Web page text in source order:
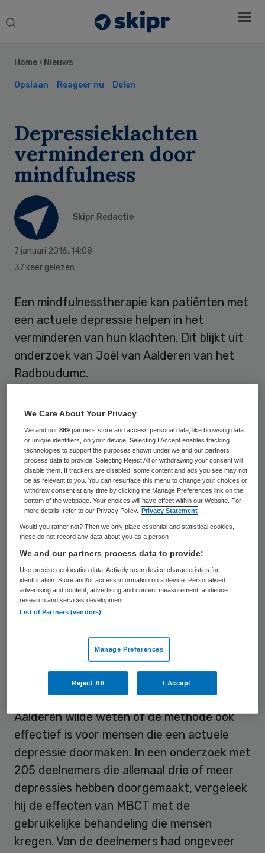
Search
Home › Nieuws
Opslaan Reageer nu Delen
Depressieklachten
verminderen door
mindfulness
Skipr Redactie
7 januari 2016, 14:08
37 keer gelezen
Een mindfulnesstherapie kan patiënten met
een actuele depressie helpen in het
verminderen van hun klachten. Dit blijkt uit
onderzoek van Joël van Aalderen van het
Radboudumc.
met depressie. Voor veel patiënten is het
een terugkerend fenomeen, waardoor het
een potentieel chronische aandoening met
een grote mate van lijden is, volgens het
Radboudumc. Mindfulness-based
cognitieve therapie (MBCT) is begin 2000
ontwikkeld om te voorkomen dat depressies
terugkeren. Dit is een achtweekse training
die bestaat uit aandachtsoefeningen en
cognitieve therapie en kan een alternatief
vormen voor (jarenlange)
onderhoudsmedicatie met antidepressiva.
Meerdere studies hebben aangetoond dat
MBCT helpt bij het voorkomen van terugval
bij mensen die in het verleden drie of meer
depressies hebben doorgemaakt. Joël van
Aalderen wilde weten of de methode ook
effectief is voor mensen die een actuele
depressie doormaken. In een onderzoek met
205 deelnemers die allemaal drie of meer
depressies hebben doorgemaakt, vergeleek
hij de effecten van MBCT met de
gebruikelijke behandeling die mensen
kregen. Van de deelnemers had ongeveer
Sidebar
We Care About Your Privacy
We and our889 partners store and access personal data, like browsing data
or unique identifiers, on your device. Selecting I Accept enables tracking
technologies to support the purposes shown under we and our partners
process data to provide. Selecting Reject All or withdrawing your consent will
disable them. If trackers are disabled, some content and ads you see may not
be as relevant to you. You can resurface this menu to change your choices or
withdraw consent at any time by clicking the Manage Preferences link on the
bottom of the webpage. Your choices will have effect within our Website. For
more details, refer to our Privacy Policy.
Privacy Statement
Would you rather not? Then we only place essential and statistical cookies,
these do not record any data about you as a person
We and our partners process data to provide:
Use precise geolocation data. Actively scan device characteristics for
identification. Store and/or access information on a device. Personalised
advertising and content, advertising and content measurement, audience
research and services development.
List of Partners (vendors)
Manage Preferences
Reject All I Accept